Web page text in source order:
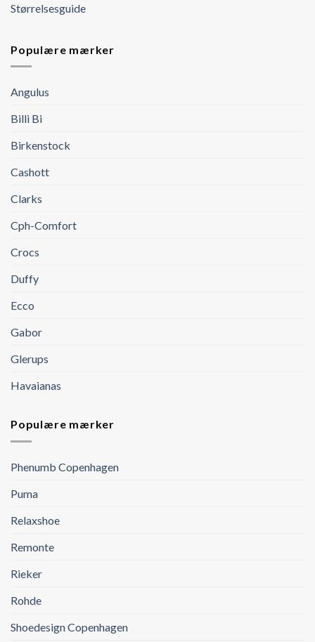
Størrelsesguide
Populære mærker
Angulus
Billi Bi
Birkenstock
Cashott
Clarks
Cph-Comfort
Crocs
Duffy
Ecco
Gabor
Glerups
Havaianas
Populære mærker
Phenumb Copenhagen
Puma
Relaxshoe
Remonte
Rieker
Rohde
Shoedesign Copenhagen